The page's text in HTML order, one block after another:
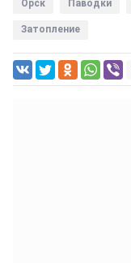
Орск Паводки
Затопление